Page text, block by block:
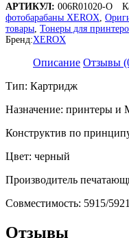
АРТИКУЛ: 006R01020-O
фотобарабаны XEROX
товары Тонеры для
Бренд:XEROX
Описание Отзывы
Тип: Картридж
Назначение: принтеры
Конструктив по
Цвет: черный
Производитель
Совместимость: 5915/5921
Отзывы